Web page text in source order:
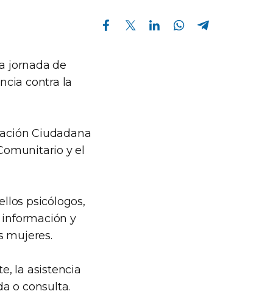
Compartir en Facebook Compartir en Twitter Compartir en Linkedin Compartir en Whatsapp
jornada de
contra la
Ciudadana
y el
psicólogos,
y
mujeres.
la asistencia
o consulta.